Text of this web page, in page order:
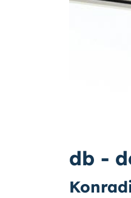
db -